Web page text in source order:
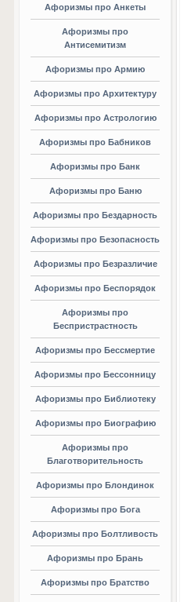
Афоризмы про Анкеты
Афоризмы про
Антисемитизм
Афоризмы про Армию
Афоризмы про Архитектуру
Афоризмы про Астрологию
Афоризмы про Бабников
Афоризмы про Банк
Афоризмы про Баню
Афоризмы про Бездарность
Афоризмы про Безопасность
Афоризмы про Безразличие
Афоризмы про Беспорядок
Афоризмы про
Беспристрастность
Афоризмы про Бессмертие
Афоризмы про Бессонницу
Афоризмы про Библиотеку
Афоризмы про Биографию
Афоризмы про
Благотворительность
Афоризмы про Блондинок
Афоризмы про Бога
Афоризмы про Болтливость
Афоризмы про Брань
Афоризмы про Братство